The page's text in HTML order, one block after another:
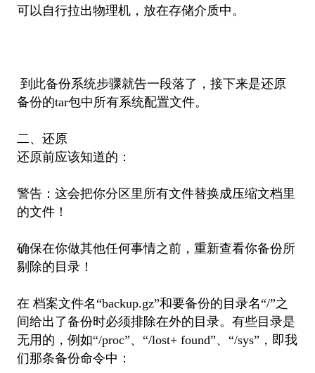
可以自行拉出物理机，放在存储介质中。
到此备份系统步骤就告一段落了，接下来是还原
备份的tar包中所有系统配置文件。
二、还原
还原前应该知道的：
警告：这会把你分区里所有文件替换成压缩文档里
的文件！
确保在你做其他任何事情之前，重新查看你备份所
剔除的目录！
在 档案文件名“backup.gz”和要备份的目录名“/”之
间给出了备份时必须排除在外的目录。有些目录是
无用的，例如“/proc”、“/lost+ found”、“/sys”，即我
们那条备份命令中：